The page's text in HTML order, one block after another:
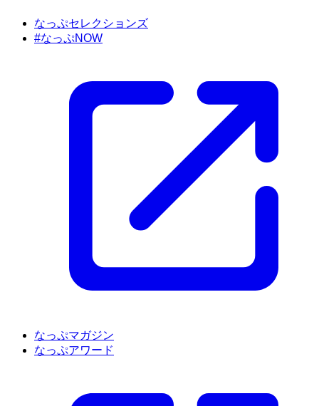
なっぷセレクションズ
#なっぷNOW
なっぷマガジン
なっぷアワード